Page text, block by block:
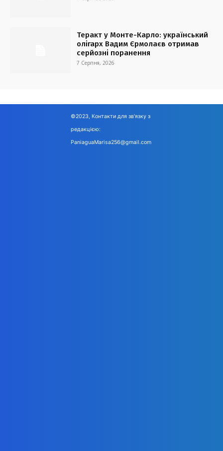
Теракт у Монте-Карло: український
олігарх Вадим Єрмолаєв отримав
серйозні поранення
7 Серпня, 2026
©2023, Контакти для зв'язку з
редакцією:
PaniaguaMarisa256@gmail.com